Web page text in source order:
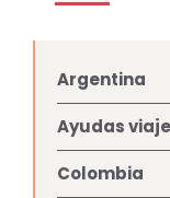
Argentina
Ayudas
Colombia